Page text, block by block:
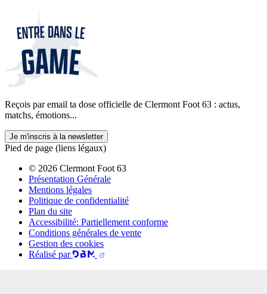
Reçois par email ta dose officielle de Clermont Foot 63 : actus,
matchs, émotions...
Je m'inscris à la newsletter
Pied de page (liens légaux)
© 2026 Clermont Foot 63
Présentation Générale
Mentions légales
Politique de confidentialité
Plan du site
Accessibilité: Partiellement conforme
Conditions générales de vente
Gestion des cookies
Réalisé par